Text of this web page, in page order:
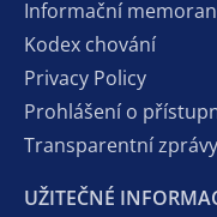
Informační
Kodex chování
Privacy Policy
Prohlášení o
Transparentní zprávy
UŽITEČNÉ